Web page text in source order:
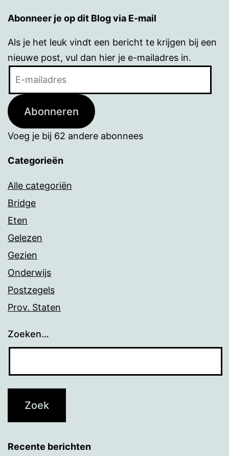
Abonneer je op dit Blog via E-mail
Als je het leuk vindt een bericht te krijgen bij een
nieuwe post, vul dan hier je e-mailadres in.
Abonneren
Voeg je bij 62 andere abonnees
Categorieën
Alle categoriën
Bridge
Eten
Gelezen
Gezien
Onderwijs
Postzegels
Prov. Staten
Zoeken…
Recente berichten